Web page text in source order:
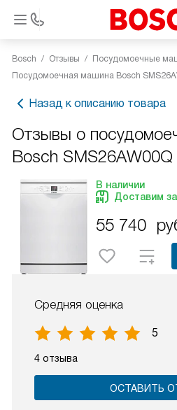
Bosch Отзывы
Посудомоечные
Посудомоечная машина Bosch
Назад к описанию товара
Отзывы о
Bosch SMS26AW00Q
В наличии
Доставим
55 740
Средняя оценка
5
4 отзыва
ОСТАВИТЬ